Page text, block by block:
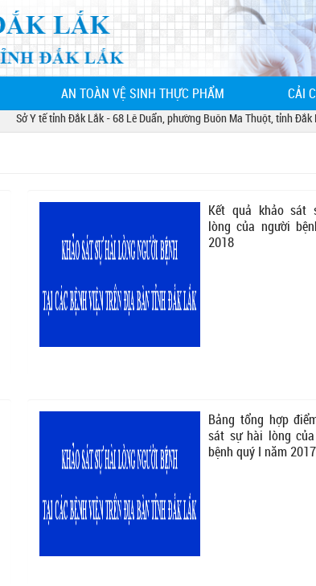
AN TOÀN VỆ SINH THỰC PHẨM CẢI
Sở Y tế tỉnh Đắk Lắk - 68 Lê Duẩn, phường Buôn Ma Thuột, tỉnh Đắk Lắk
Kết quả khảo sát
lòng của người
2018
Bảng tổng hợp
sát sự hài lòng
bệnh quý I năm